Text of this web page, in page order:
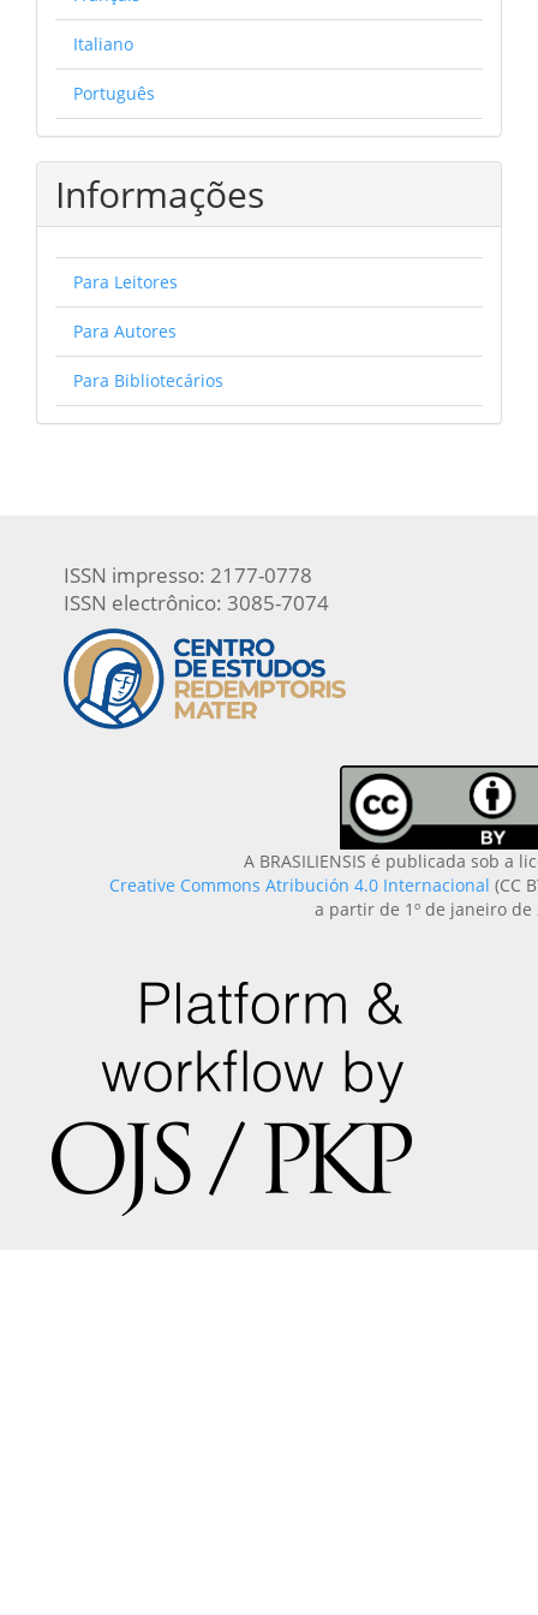
Italiano
Português
Informações
Para Leitores
Para Autores
Para Bibliotecários
ISSN impresso: 2177-0778
ISSN electrônico: 3085-7074
A BRASILIENSIS é publicada sob a
Creative Commons Atribución 4.0 Internacional (CC
a partir de 1º de janeiro de